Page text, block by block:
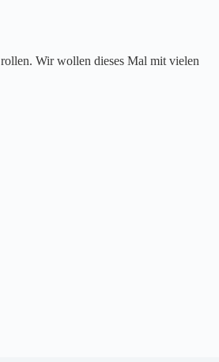
rollen. Wir wollen dieses Mal mit vielen